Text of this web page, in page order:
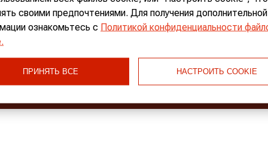
своими предпочтениями. Для получения дополнительной
ознакомьтесь с Политикой конфиденциальности
ПРИНЯТЬ ВСЕ НАСТРОИТЬ COOKIE
КАРТА
это дает скидку в размере 10% всем
НАМИ В СОЦИАЛЬНЫХ СЕТЯХ